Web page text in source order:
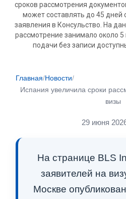
сроков рассмотрения
может составлять до 45 дней
заявления в Консульство. На
рассмотрение занимало около
подачи без записи
Главная/Новости/
Испания увеличила сроки
визы
29 июня
На странице BLS
заявителей на
Москве